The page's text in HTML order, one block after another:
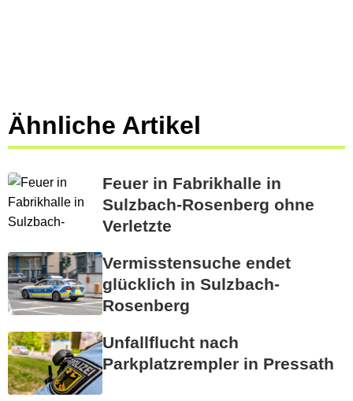
Ähnliche Artikel
Feuer in Fabrikhalle in
Sulzbach-Rosenberg ohne
Verletzte
Vermisstensuche endet
glücklich in Sulzbach-
Rosenberg
Unfallflucht nach
Parkplatzrempler in Pressath